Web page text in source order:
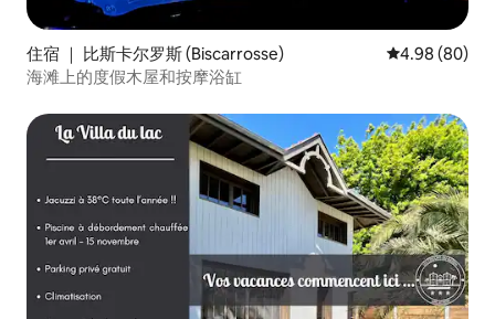
住宿 ｜ 比斯卡尔罗斯 (Biscarrosse) 平均评分 4.98
4.98 (80)
海滩上的度假木屋和按摩浴缸